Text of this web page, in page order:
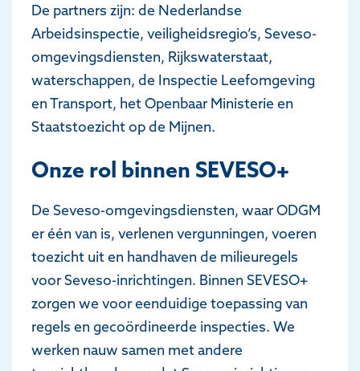
De partners zijn: de Nederlandse
Arbeidsinspectie, veiligheidsregio’s, Seveso-
omgevingsdiensten, Rijkswaterstaat,
waterschappen, de Inspectie Leefomgeving
en Transport, het Openbaar Ministerie en
Staatstoezicht op de Mijnen.
Onze rol binnen SEVESO+
De Seveso-omgevingsdiensten, waar ODGM
er één van is, verlenen vergunningen, voeren
toezicht uit en handhaven de milieuregels
voor Seveso-inrichtingen. Binnen SEVESO+
zorgen we voor eenduidige toepassing van
regels en gecoördineerde inspecties. We
werken nauw samen met andere